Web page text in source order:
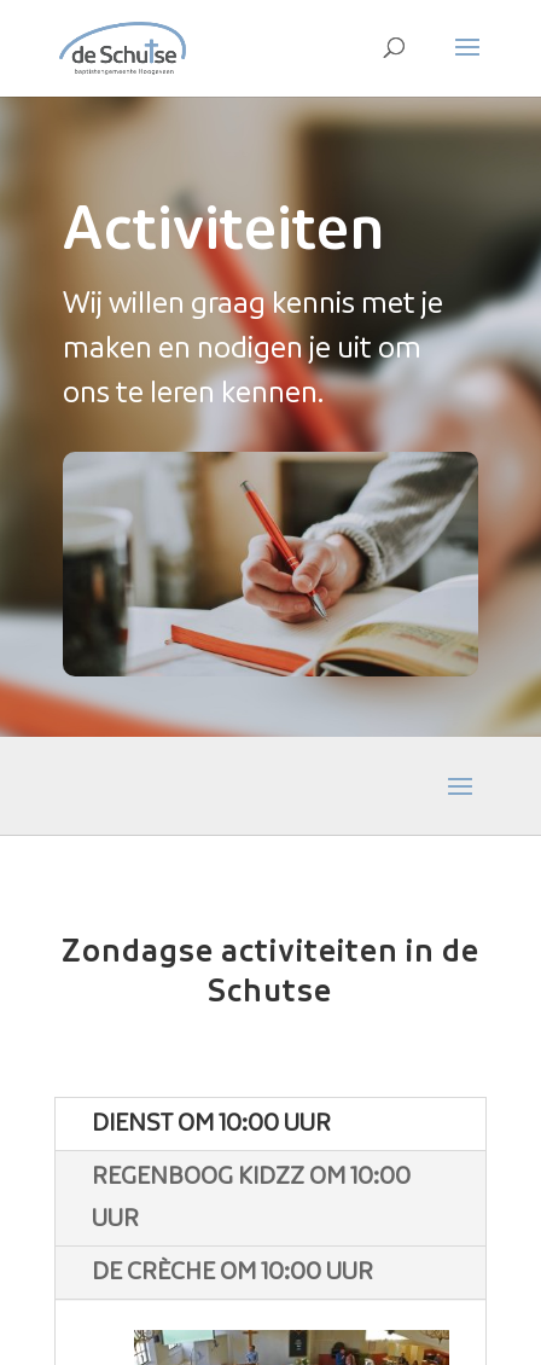
Activiteiten
Wij willen graag kennis met je
maken en nodigen je uit om
ons te leren kennen.
Zondagse activiteiten in de
Schutse
DIENST OM 10:00 UUR
REGENBOOG KIDZZ OM 10:00
UUR
DE CRÈCHE OM 10:00 UUR